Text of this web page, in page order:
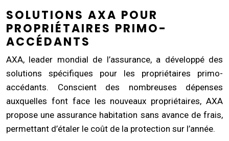
SOLUTIONS AXA POUR
PROPRIÉTAIRES PRIMO-
ACCÉDANTS
AXA, leader mondial de l’assurance, a développé des
solutions spécifiques pour les propriétaires primo-
accédants. Conscient des nombreuses dépenses
auxquelles font face les nouveaux propriétaires, AXA
propose une assurance habitation sans avance de frais,
permettant d’étaler le coût de la protection sur l’année.